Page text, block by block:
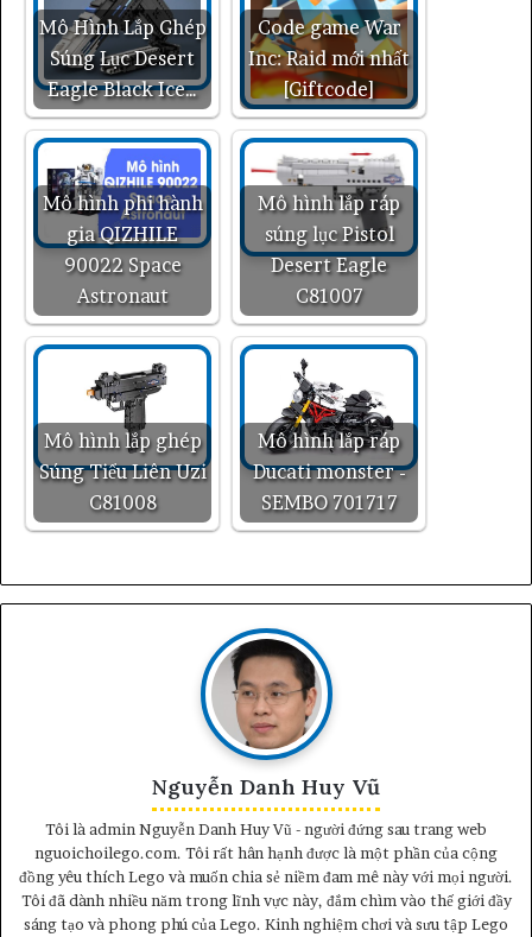
Mô Hình Lắp Ghép
Súng Lục Desert
Eagle Black Ice…
Code game War
Inc: Raid mới nhất
[Giftcode]
Mô hình phi hành
gia QIZHILE
90022 Space
Astronaut
Mô hình lắp ráp
súng lục Pistol
Desert Eagle
C81007
Mô hình lắp ghép
Súng Tiểu Liên Uzi
C81008
Mô hình lắp ráp
Ducati monster -
SEMBO 701717
Nguyễn Danh Huy Vũ
Tôi là admin Nguyễn Danh Huy Vũ - người đứng sau trang web
nguoichoilego.com. Tôi rất hân hạnh được là một phần của cộng
đồng yêu thích Lego và muốn chia sẻ niềm đam mê này với mọi người.
Tôi đã dành nhiều năm trong lĩnh vực này, đắm chìm vào thế giới đầy
sáng tạo và phong phú của Lego. Kinh nghiệm chơi và sưu tập Lego